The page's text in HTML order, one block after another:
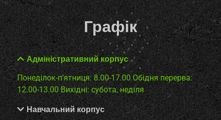
Графік
Адміністративний корпус
Понеділок-п’ятниця: 8.00-17.00 Обідня перерва:
12.00-13.00 Вихідні: субота, неділя
Навчальний корпус